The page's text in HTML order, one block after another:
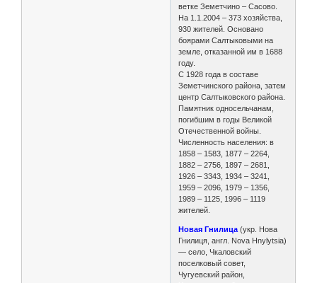
ветке Земетчино – Сасово.
На 1.1.2004 – 373 хозяйства,
930 жителей. Основано
боярами Салтыковыми на
земле, отказанной им в 1688
году.
С 1928 года в составе
Земетчинского района, затем
центр Салтыковского района.
Памятник односельчанам,
погибшим в годы Великой
Отечественной войны.
Численность населения: в
1858 – 1583, 1877 – 2264,
1882 – 2756, 1897 – 2681,
1926 – 3343, 1934 – 3241,
1959 – 2096, 1979 – 1356,
1989 – 1125, 1996 – 1119
жителей.
Новая Гнилица (укр. Нова
Гнилиця, англ. Nova Hnylytsia)
— село, Чкаловский
поселковый совет,
Чугуевский район,